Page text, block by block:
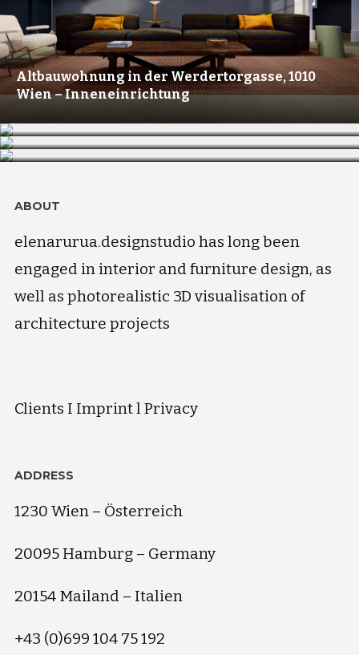
Altbauwohnung in der Werdertorgasse, 1010
Wien – Inneneinrichtung
Altbauwohnung Wien – Innenarchitektur
Dachgeschosswohnung – 15. Bezirk Wien
Götzendorf
ABOUT
elenarurua.designstudio has long been
engaged in interior and furniture design, as
well as photorealistic 3D visualisation of
architecture projects
Clients I Imprintl Privacy
ADDRESS
1230 Wien – Österreich
20095 Hamburg – Germany
20154 Mailand – Italien
+43 (0)699 104 75 192